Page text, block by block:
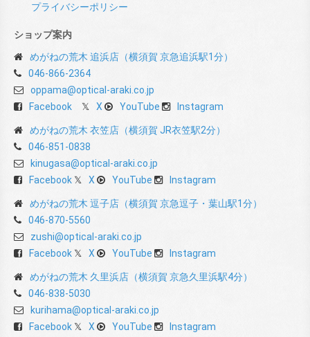
プライバシーポリシー
ショップ案内
めがねの荒木 追浜店（横須賀 京急追浜駅1分）
046-866-2364
oppama@optical-araki.co.jp
Facebook
X YouTube Instagram
めがねの荒木 衣笠店（横須賀 JR衣笠駅2分）
046-851-0838
kinugasa@optical-araki.co.jp
Facebook
X YouTube Instagram
めがねの荒木 逗子店（横須賀 京急逗子・葉山駅1分）
046-870-5560
zushi@optical-araki.co.jp
Facebook
X YouTube Instagram
めがねの荒木 久里浜店（横須賀 京急久里浜駅4分）
046-838-5030
kurihama@optical-araki.co.jp
Facebook
X YouTube Instagram